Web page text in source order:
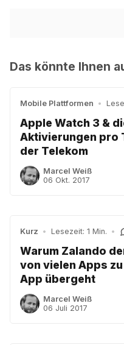
Das könnte Ihnen
Mobile Plattformen •
Apple Watch 3 &
Aktivierungen pro
der Telekom
Marcel Weiß
06 Okt. 2017
Kurz • Lesezeit: 1 Min. •
Warum Zalando
von vielen Apps
App übergeht
Marcel Weiß
06 Juli 2017